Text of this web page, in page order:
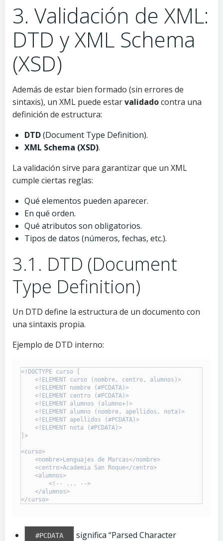
3. Validación de XML:
DTD y XML Schema
(XSD)
Además de estar bien formado (sin errores de
sintaxis), un XML puede estarvalidadocontra una
definición de estructura:
DTD(Document Type Definition).
XML Schema (XSD).
La validación sirve para garantizar que un XML
cumple ciertas reglas:
Qué elementos pueden aparecer.
En qué orden.
Qué atributos son obligatorios.
Tipos de datos (números, fechas, etc.).
3.1. DTD (Document
Type Definition)
Un DTD define la estructura de un documento con
una sintaxis propia.
Ejemplo de DTD interno:
<!DOCTYPE curso [
    <!ELEMENT curso (nombre, centro, alumnos)>
    <!ELEMENT nombre (#PCDATA)>
    <!ELEMENT centro (#PCDATA)>
    <!ELEMENT alumnos (alumno+)>
    <!ELEMENT alumno (nombre, apellidos, nota)>
    <!ELEMENT apellidos (#PCDATA)>
    <!ELEMENT nota (#PCDATA)>
]>
<curso>
    <nombre>Lenguajes de Marcas</nombre>
    <centro>Academia San Roque</centro>
    <alumnos>
        <!-- ... -->
    </alumnos>
#PCDATA significa “Parsed Character